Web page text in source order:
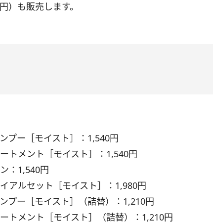
）も販売します。
プー［モイスト］：1,540円
トメント［モイスト］：1,540円
：1,540円
アルセット［モイスト］：1,980円
ー［モイスト］（詰替）：1,210円
トメント［モイスト］（詰替）：1,210円